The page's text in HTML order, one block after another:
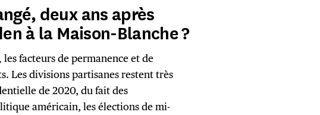
deux ans après
à la Maison-Blanche ?
les facteurs de permanence et de
Les divisions partisanes restent très
de 2020, du fait des
américain, les élections de mi-